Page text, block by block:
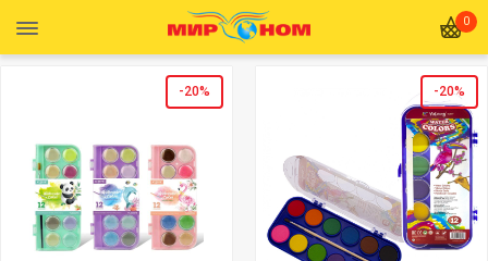
0
-20% -20%